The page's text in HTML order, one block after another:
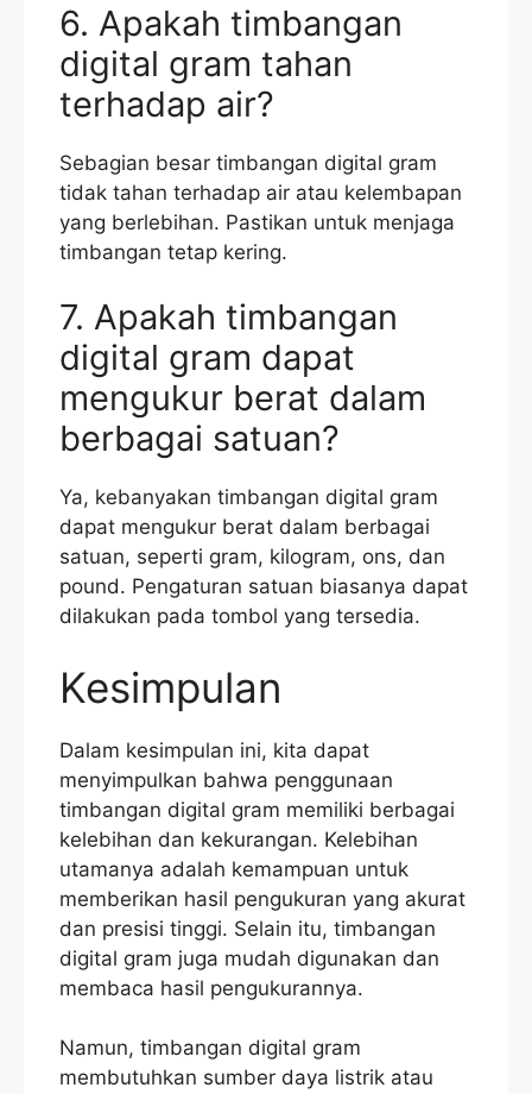
6. Apakah timbangan
digital gram tahan
terhadap air?
Sebagian besar timbangan digital gram
tidak tahan terhadap air atau kelembapan
yang berlebihan. Pastikan untuk menjaga
timbangan tetap kering.
7. Apakah timbangan
digital gram dapat
mengukur berat dalam
berbagai satuan?
Ya, kebanyakan timbangan digital gram
dapat mengukur berat dalam berbagai
satuan, seperti gram, kilogram, ons, dan
pound. Pengaturan satuan biasanya dapat
dilakukan pada tombol yang tersedia.
Kesimpulan
Dalam kesimpulan ini, kita dapat
menyimpulkan bahwa penggunaan
timbangan digital gram memiliki berbagai
kelebihan dan kekurangan. Kelebihan
utamanya adalah kemampuan untuk
memberikan hasil pengukuran yang akurat
dan presisi tinggi. Selain itu, timbangan
digital gram juga mudah digunakan dan
membaca hasil pengukurannya.
Namun, timbangan digital gram
membutuhkan sumber daya listrik atau